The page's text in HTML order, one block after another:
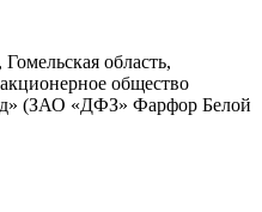
область,
общество
(ЗАО «ДФЗ» Фарфор Белой